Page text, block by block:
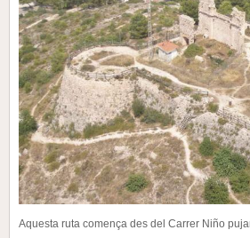
Aquesta ruta comença des del Carrer Niño